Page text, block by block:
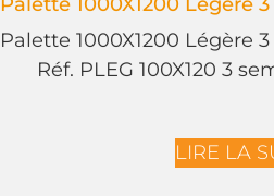
Palette 1000X1200 Légère
Réf. PLEG 100X120 3
LIRE LA